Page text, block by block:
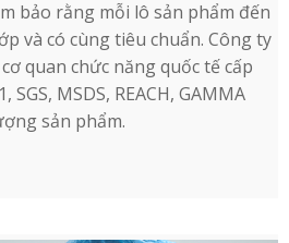
bảo rằng mỗi lô sản phẩm đến
và có cùng tiêu chuẩn. Công ty
quan chức năng quốc tế cấp
SGS, MSDS, REACH, GAMMA
sản phẩm.